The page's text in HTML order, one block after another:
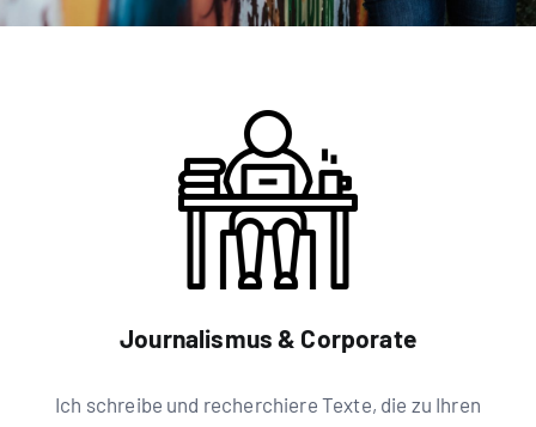
Journalismus & Corporate
Ich schreibe und recherchiere Texte, die zu Ihren